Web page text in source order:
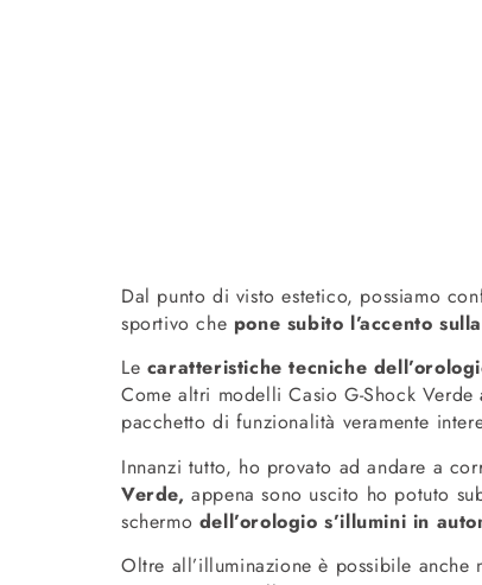
Dal punto di visto estetico, possiamo
sportivo che pone subito l’accento
Le caratteristiche tecniche
Come altri modelli Casio G-Shock Verde
pacchetto di funzionalità veramente
Innanzi tutto, ho provato ad andare a
Verde, appena sono uscito ho potuto
schermo dell’orologio s’illumini in
Oltre all’illuminazione è possibile